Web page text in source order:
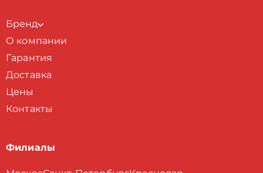
Бренд
О компании
Гарантия
Доставка
Цены
Контакты
Филиалы